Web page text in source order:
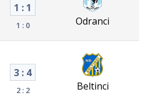
1 : 1
1 : 0 Odranci
3 : 4
2 : 2 Beltinci